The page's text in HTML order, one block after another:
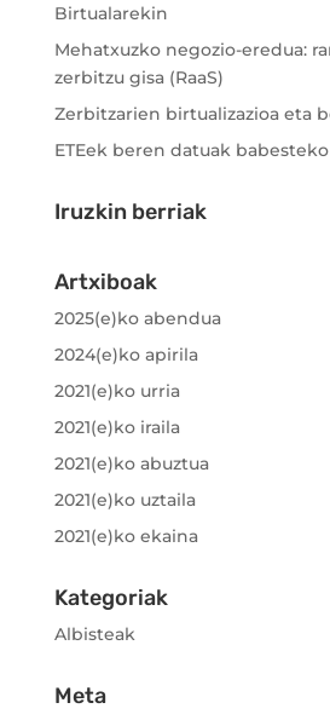
Birtualarekin
Mehatxuzko negozio-eredua:
zerbitzu gisa (RaaS)
Zerbitzarien birtualizazioa eta
ETEek beren datuak
Iruzkin berriak
Artxiboak
2025(e)ko abendua
2024(e)ko apirila
2021(e)ko urria
2021(e)ko iraila
2021(e)ko abuztua
2021(e)ko uztaila
2021(e)ko ekaina
Kategoriak
Albisteak
Meta